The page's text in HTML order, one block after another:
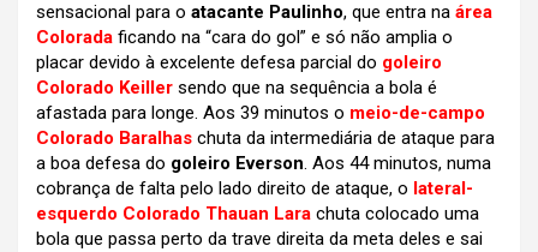
sensacional para o atacante Paulinho, que entra na área
Colorada ficando na “cara do gol” e só não amplia o
placar devido à excelente defesa parcial do goleiro
Colorado Keiller sendo que na sequência a bola é
afastada para longe. Aos 39 minutos o meio-de-campo
Colorado Baralhas chuta da intermediária de ataque para
a boa defesa do goleiro Everson. Aos 44 minutos, numa
cobrança de falta pelo lado direito de ataque, o lateral-
esquerdo Colorado Thauan Lara chuta colocado uma
bola que passa perto da trave direita da meta deles e sai